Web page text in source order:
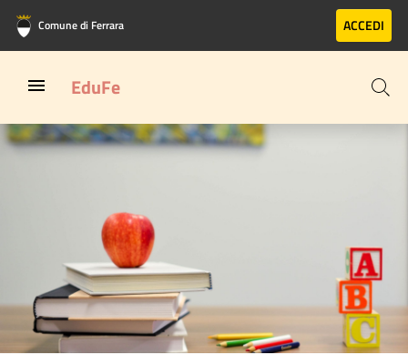
Vai al contenuto principale
Vai al footer
Comune di Ferrara ACCEDI
EduFe